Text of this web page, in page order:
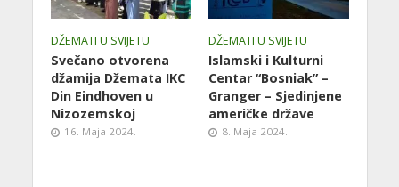
DŽEMATI U SVIJETU
Svečano otvorena
džamija Džemata IKC
Din Eindhoven u
Nizozemskoj
16. Maja 2024.
DŽEMATI U SVIJETU
Islamski i Kulturni
Centar “Bosniak” –
Granger – Sjedinjene
američke države
8. Maja 2024.